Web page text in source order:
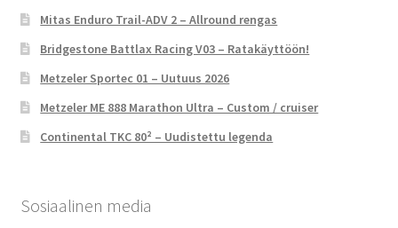
Mitas Enduro Trail-ADV 2 – Allround rengas
Bridgestone Battlax Racing V03 – Ratakäyttöön!
Metzeler Sportec 01 – Uutuus 2026
Metzeler ME 888 Marathon Ultra – Custom / cruiser
Continental TKC 80² – Uudistettu legenda
Sosiaalinen media